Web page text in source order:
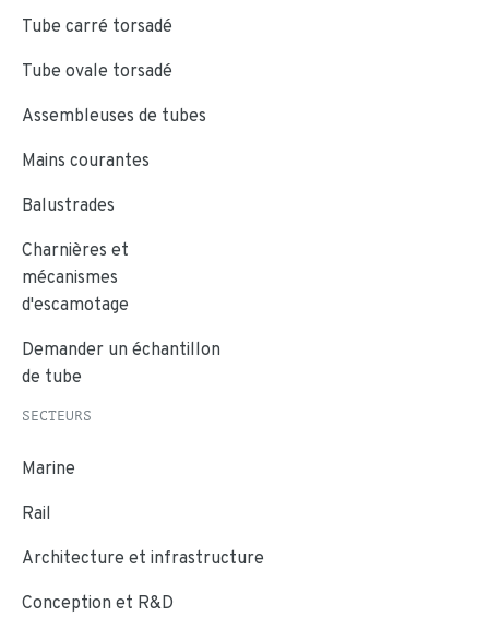
Tube carré torsadé
Tube ovale torsadé
Assembleuses de tubes
Mains courantes
Balustrades
Charnières et
mécanismes
d'escamotage
Demander un échantillon
de tube
SECTEURS
Marine
Rail
Architecture et infrastructure
Conception et R&D